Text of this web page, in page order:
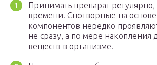
Принимать препарат
времени. Снотворные на
компонентов нередко
не сразу, а по мере накопления
веществ в организме.